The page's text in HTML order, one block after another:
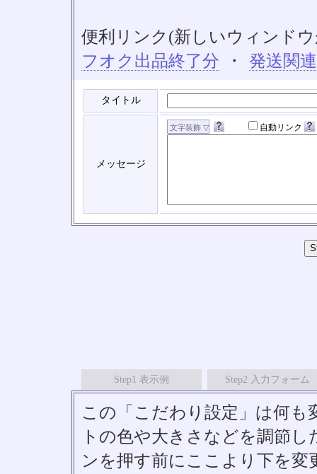
便利リンク(新しいウィンド
フオク出品終了分
・ 発送関
タイトル
メッセージ
自動リンク
Step1 表示例 Step2 入力フォーム
この「こだわり設定」は何
トの色や大きさなどを調節
ンを押す前にここより下を